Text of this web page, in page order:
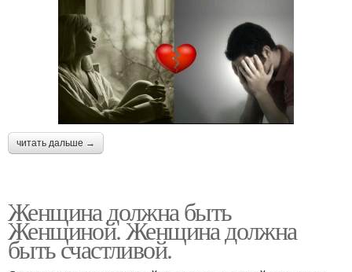
читать дальше →
Женщина должна быть
Женщиной. Женщина должна
быть счастливой.